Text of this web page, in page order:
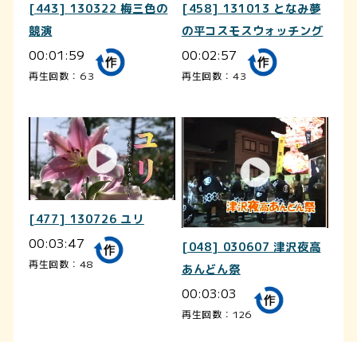
[443] 130322 梅三色の
競演
00:01:59
再生回数：63
[458] 131013 となみ夢
の平コスモスウォッチング
00:02:57
再生回数：43
[477] 130726 ユリ
00:03:47
再生回数：48
[048] 030607 津沢夜高
あんどん祭
00:03:03
再生回数：126